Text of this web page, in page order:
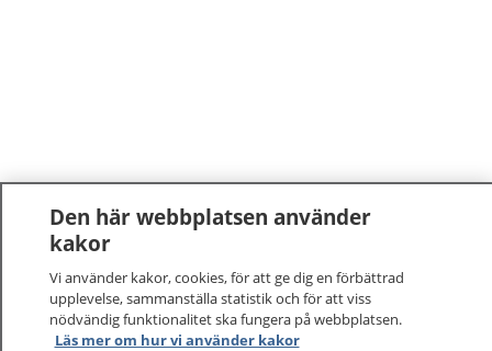
Den här webbplatsen använder
kakor
Vi använder kakor, cookies, för att ge dig en förbättrad
upplevelse, sammanställa statistik och för att viss
nödvändig funktionalitet ska fungera på webbplatsen.
Läs mer om hur vi använder kakor